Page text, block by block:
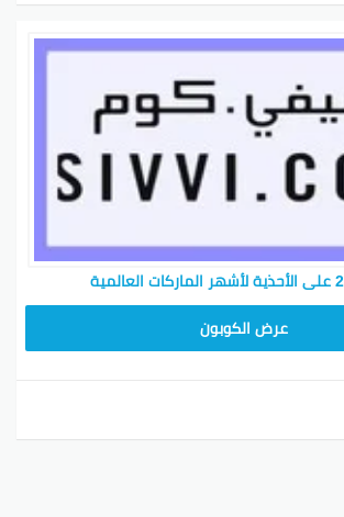
عرض الكوبون